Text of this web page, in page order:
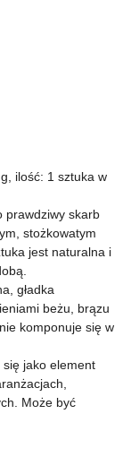
ilość: 1 sztuka w
prawdziwy skarb
stożkowatym
jest naturalna i
gładka
beżu, brązu
komponuje się w
się jako element
Może być